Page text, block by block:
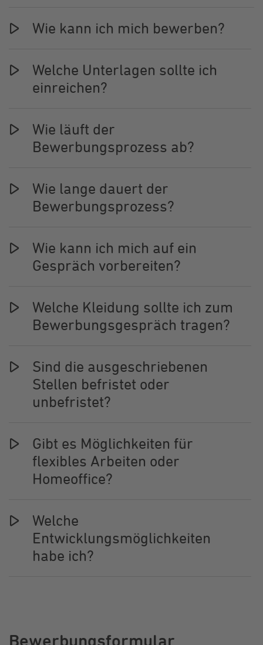
Wie kann ich mich bewerben?
Welche Unterlagen sollte ich
einreichen?
Wie läuft der
Bewerbungsprozess ab?
Wie lange dauert der
Bewerbungsprozess?
Wie kann ich mich auf ein
Gespräch vorbereiten?
Welche Kleidung sollte ich zum
Bewerbungsgespräch tragen?
Sind die ausgeschriebenen
Stellen befristet oder
unbefristet?
Gibt es Möglichkeiten für
flexibles Arbeiten oder
Homeoffice?
Welche
Entwicklungsmöglichkeiten
habe ich?
Bewerbungsformular